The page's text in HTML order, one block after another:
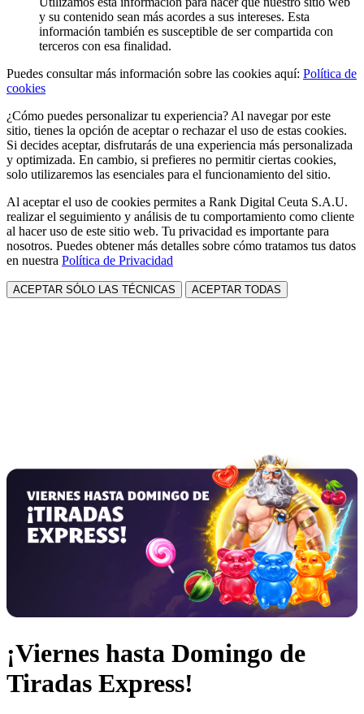
y su contenido sean más acordes a sus intereses. Esta
información también es susceptible de ser compartida con
terceros con esa finalidad.
Puedes consultar más información sobre las cookies aquí: Política de
cookies
¿Cómo puedes personalizar tu experiencia? Al navegar por este
sitio, tienes la opción de aceptar o rechazar el uso de estas cookies.
Si decides aceptar, disfrutarás de una experiencia más personalizada
y optimizada. En cambio, si prefieres no permitir ciertas cookies,
solo utilizaremos las esenciales para el funcionamiento del sitio.
Al aceptar el uso de cookies permites a Rank Digital Ceuta S.A.U.
realizar el seguimiento y análisis de tu comportamiento como cliente
al hacer uso de este sitio web. Tu privacidad es importante para
nosotros. Puedes obtener más detalles sobre cómo tratamos tus datos
en nuestra Política de Privacidad
ACEPTAR SÓLO LAS TÉCNICAS ACEPTAR TODAS
¡Viernes hasta Domingo de
Tiradas Express!